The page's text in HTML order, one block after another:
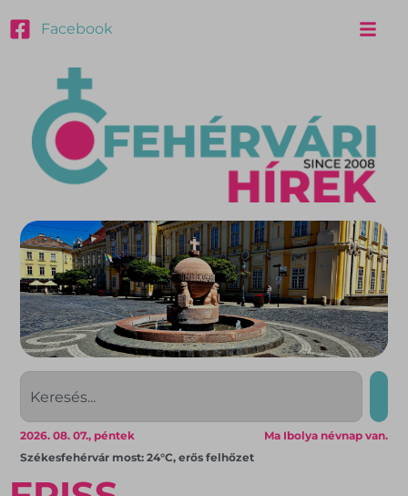
Facebook
Ma Ibolya névnap van.
2026. 08. 07., péntek
Székesfehérvár most: 24°C, erős felhőzet